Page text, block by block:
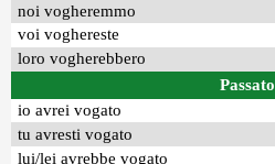
noi vogheremmo
voi voghereste
loro vogherebbero
Passato
io avrei vogato
tu avresti vogato
lui/lei avrebbe vogato